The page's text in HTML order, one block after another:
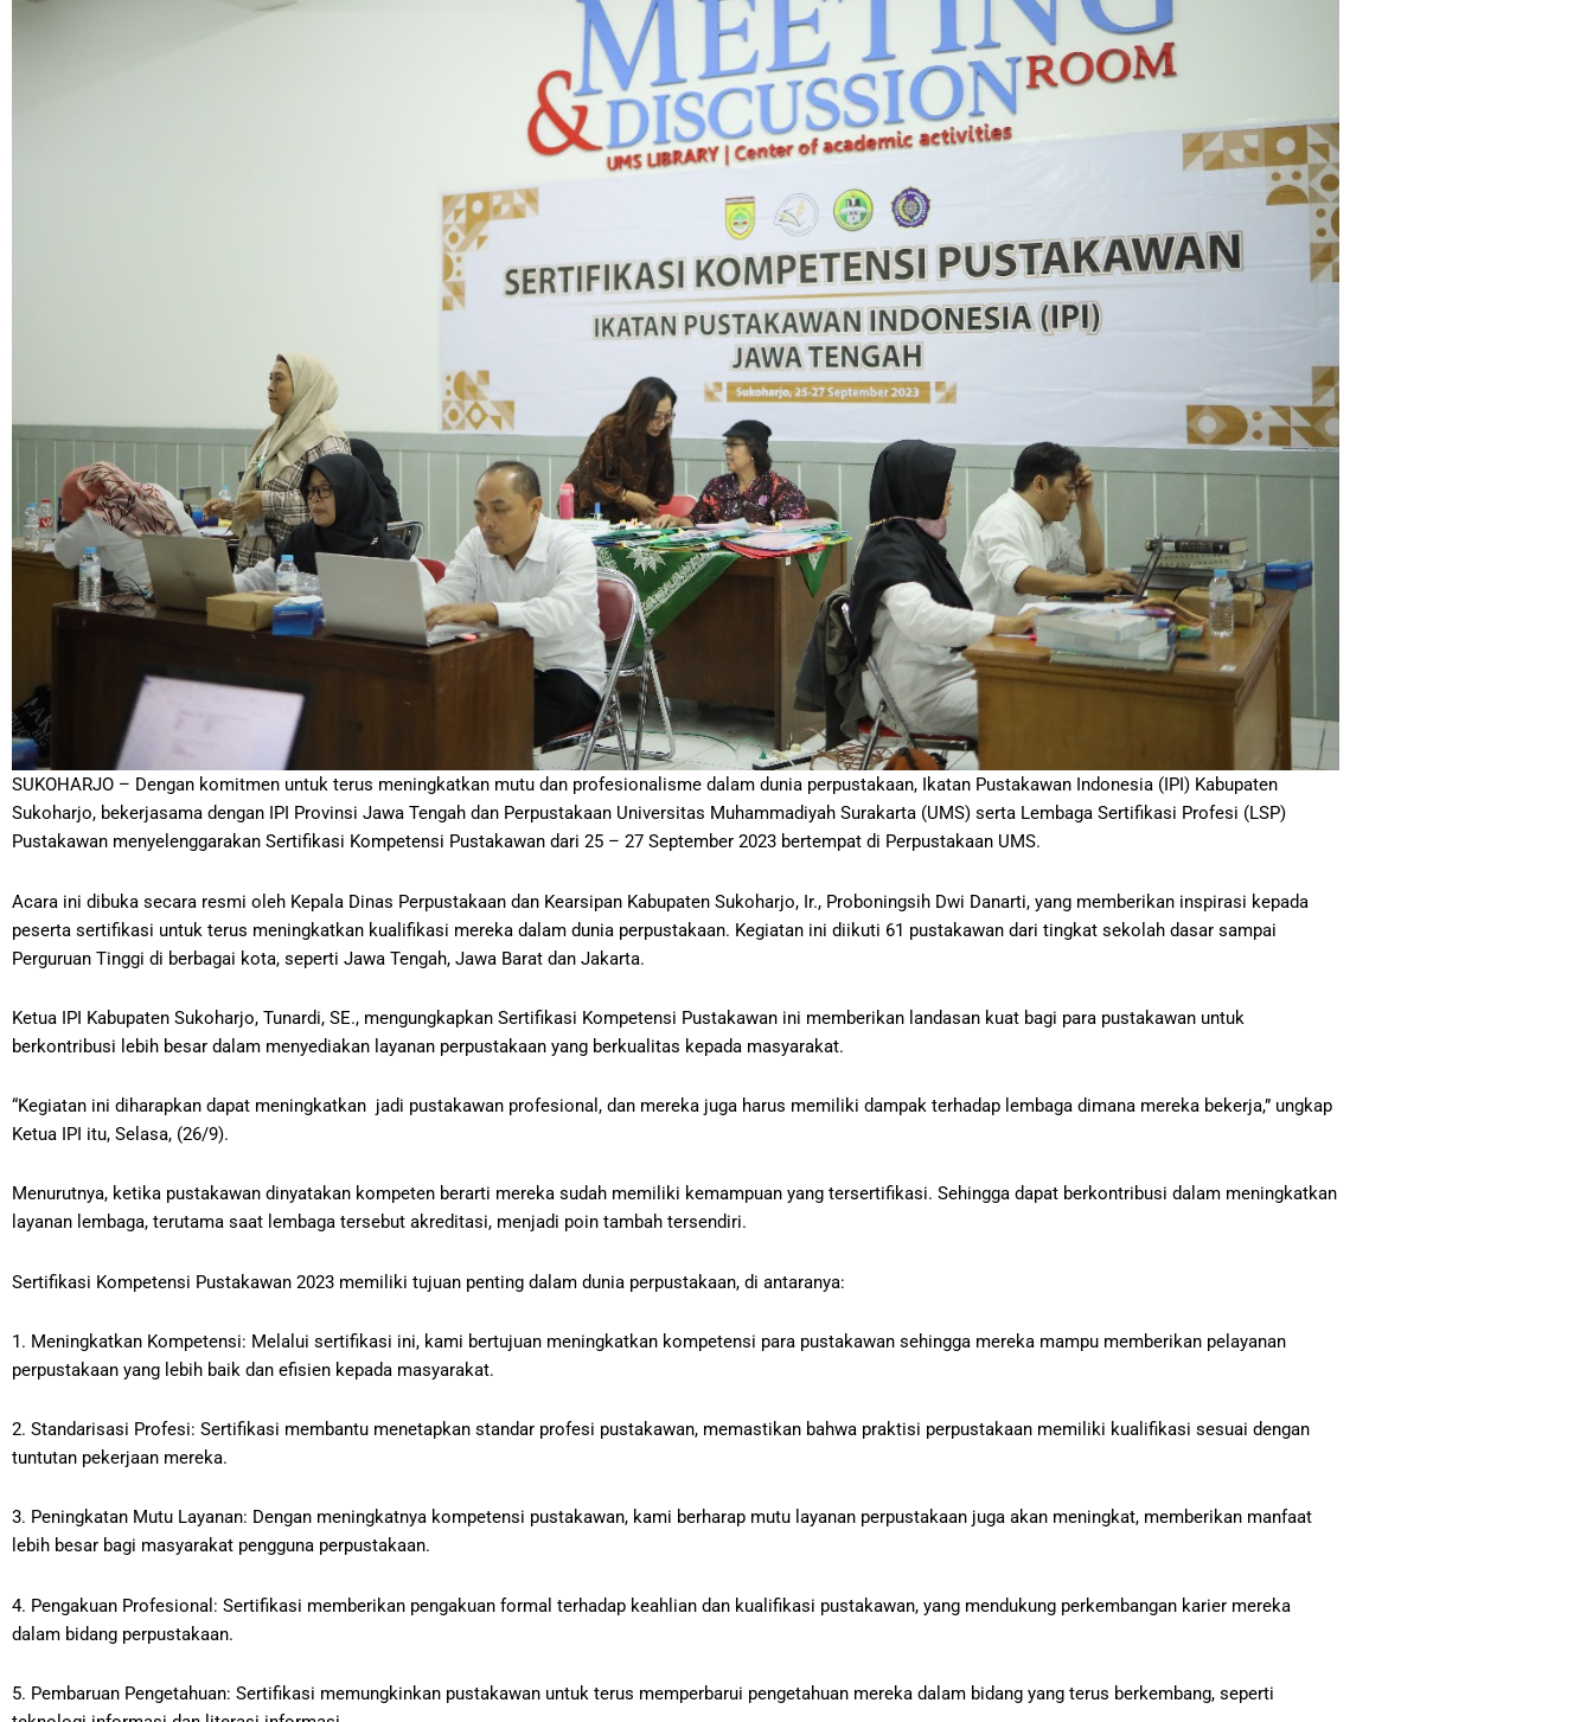
SUKOHARJO – Dengan komitmen untuk terus meningkatkan mutu dan profesionalisme dalam dunia perpustakaan, Ikatan Pustakawan Indonesia (IPI) Kabupaten
Sukoharjo, bekerjasama dengan IPI Provinsi Jawa Tengah dan Perpustakaan Universitas Muhammadiyah Surakarta (UMS) serta Lembaga Sertifikasi Profesi (LSP)
Pustakawan menyelenggarakan Sertifikasi Kompetensi Pustakawan dari 25 – 27 September 2023 bertempat di Perpustakaan UMS.
Acara ini dibuka secara resmi oleh Kepala Dinas Perpustakaan dan Kearsipan Kabupaten Sukoharjo, Ir., Proboningsih Dwi Danarti, yang memberikan inspirasi kepada
peserta sertifikasi untuk terus meningkatkan kualifikasi mereka dalam dunia perpustakaan. Kegiatan ini diikuti 61 pustakawan dari tingkat sekolah dasar sampai
Perguruan Tinggi di berbagai kota, seperti Jawa Tengah, Jawa Barat dan Jakarta.
Ketua IPI Kabupaten Sukoharjo, Tunardi, SE., mengungkapkan Sertifikasi Kompetensi Pustakawan ini memberikan landasan kuat bagi para pustakawan untuk
berkontribusi lebih besar dalam menyediakan layanan perpustakaan yang berkualitas kepada masyarakat.
“Kegiatan ini diharapkan dapat meningkatkan jadi pustakawan profesional, dan mereka juga harus memiliki dampak terhadap lembaga dimana mereka bekerja,” ungkap
Ketua IPI itu, Selasa, (26/9).
Menurutnya, ketika pustakawan dinyatakan kompeten berarti mereka sudah memiliki kemampuan yang tersertifikasi. Sehingga dapat berkontribusi dalam meningkatkan
layanan lembaga, terutama saat lembaga tersebut akreditasi, menjadi poin tambah tersendiri.
Sertifikasi Kompetensi Pustakawan 2023 memiliki tujuan penting dalam dunia perpustakaan, di antaranya:
1. Meningkatkan Kompetensi: Melalui sertifikasi ini, kami bertujuan meningkatkan kompetensi para pustakawan sehingga mereka mampu memberikan pelayanan
perpustakaan yang lebih baik dan efisien kepada masyarakat.
2. Standarisasi Profesi: Sertifikasi membantu menetapkan standar profesi pustakawan, memastikan bahwa praktisi perpustakaan memiliki kualifikasi sesuai dengan
tuntutan pekerjaan mereka.
3. Peningkatan Mutu Layanan: Dengan meningkatnya kompetensi pustakawan, kami berharap mutu layanan perpustakaan juga akan meningkat, memberikan manfaat
lebih besar bagi masyarakat pengguna perpustakaan.
4. Pengakuan Profesional: Sertifikasi memberikan pengakuan formal terhadap keahlian dan kualifikasi pustakawan, yang mendukung perkembangan karier mereka
dalam bidang perpustakaan.
5. Pembaruan Pengetahuan: Sertifikasi memungkinkan pustakawan untuk terus memperbarui pengetahuan mereka dalam bidang yang terus berkembang, seperti